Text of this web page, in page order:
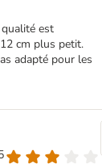
qualité est
cm plus petit.
adapté pour les